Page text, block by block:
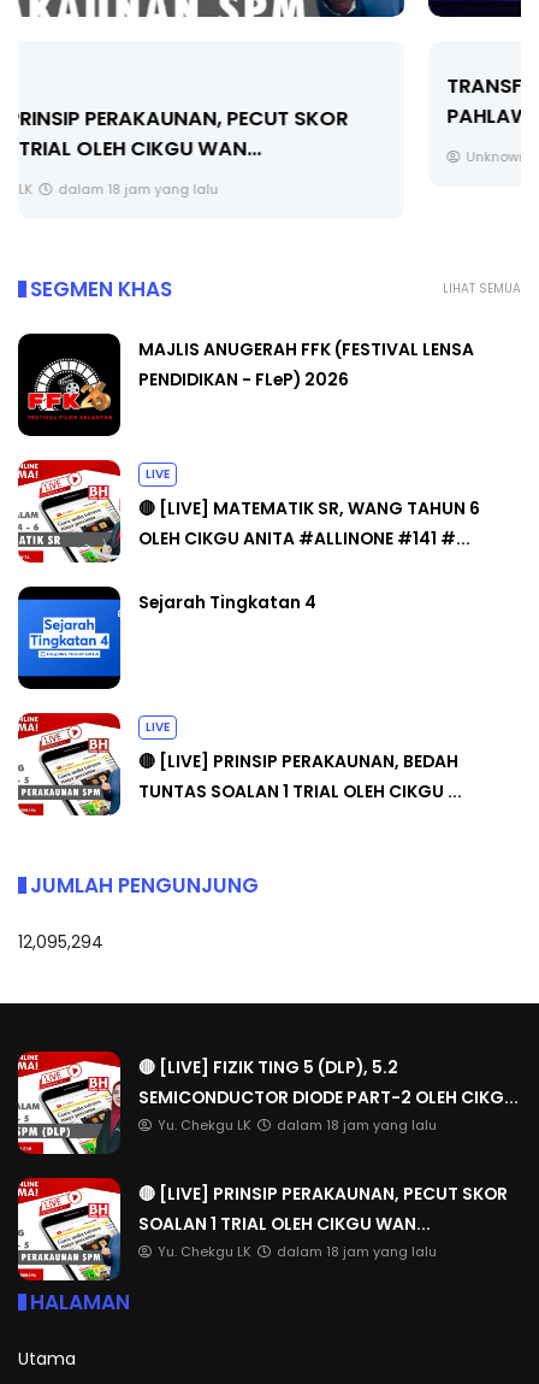
PAHLAWAN DIGITAL PENYELAMAT DUNIA
Unknown 5 hari yang lalu
LIHAT SEMUA
SEGMEN KHAS
MAJLIS ANUGERAH FFK (FESTIVAL LENSA
PENDIDIKAN - FLeP) 2026
LIVE
🔴 [LIVE] MATEMATIK SR, WANG TAHUN 6
OLEH CIKGU ANITA #ALLINONE #141 #...
Sejarah Tingkatan 4
LIVE
🔴 [LIVE] PRINSIP PERAKAUNAN, BEDAH
TUNTAS SOALAN 1 TRIAL OLEH CIKGU ...
JUMLAH PENGUNJUNG
12,095,294
🔴 [LIVE] FIZIK TING 5 (DLP), 5.2
SEMICONDUCTOR DIODE PART-2 OLEH CIKG...
Yu. Chekgu LK dalam 18 jam yang lalu
🔴 [LIVE] PRINSIP PERAKAUNAN, PECUT SKOR
SOALAN 1 TRIAL OLEH CIKGU WAN...
Yu. Chekgu LK dalam 18 jam yang lalu
HALAMAN
Utama